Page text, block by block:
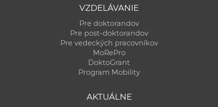
VZDELÁVANIE
Pre doktorandov
Pre post-doktorandov
Pre vedeckých pracovníkov
MoRePro
DoktoGrant
Program Mobility
AKTUÁLNE